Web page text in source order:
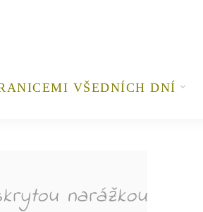
VŠEDNÍCH DNÍ
narážkou